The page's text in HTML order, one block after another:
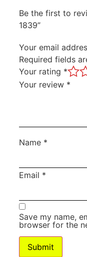
Be the first to
1839”
Your email
Required fields
Your rating *
Your review *
Name *
Email *
Save my name,
browser for the